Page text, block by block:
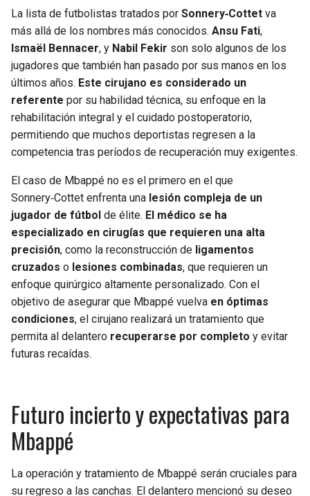
La lista de futbolistas tratados por Sonnery‑Cottet va
más allá de los nombres más conocidos. Ansu Fati,
Ismaël Bennacer, y Nabil Fekir son solo algunos de los
jugadores que también han pasado por sus manos en los
últimos años. Este cirujano es considerado un
referente por su habilidad técnica, su enfoque en la
rehabilitación integral y el cuidado postoperatorio,
permitiendo que muchos deportistas regresen a la
competencia tras períodos de recuperación muy exigentes.
El caso de Mbappé no es el primero en el que
Sonnery‑Cottet enfrenta una lesión compleja de un
jugador de fútbol de élite. El médico se ha
especializado en cirugías que requieren una alta
precisión, como la reconstrucción de ligamentos
cruzados o lesiones combinadas, que requieren un
enfoque quirúrgico altamente personalizado. Con el
objetivo de asegurar que Mbappé vuelva en óptimas
condiciones, el cirujano realizará un tratamiento que
permita al delantero recuperarse por completo y evitar
futuras recaídas.
Futuro incierto y expectativas para
Mbappé
La operación y tratamiento de Mbappé serán cruciales para
su regreso a las canchas. El delantero mencionó su deseo